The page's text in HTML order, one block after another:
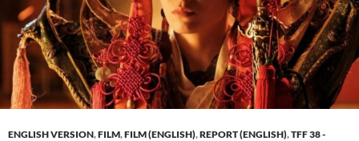
ENGLISH VERSION,FILM,FILM (ENGLISH),REPORT (ENGLISH),TFF 38 -